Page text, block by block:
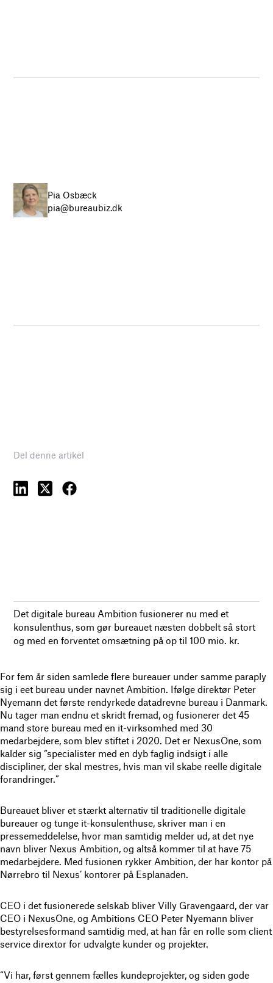
Pia Osbæck
pia@bureaubiz.dk
Del denne artikel
Det digitale bureau Ambition fusionerer nu med et
konsulenthus, som gør bureauet næsten dobbelt så stort
og med en forventet omsætning på op til 100 mio. kr.
For fem år siden samlede flere bureauer under samme paraply
sig i eet bureau under navnet Ambition. Ifølge direktør Peter
Nyemann det første rendyrkede datadrevne bureau i Danmark.
Nu tager man endnu et skridt fremad, og fusionerer det 45
mand store bureau med en it-virksomhed med 30
medarbejdere, som blev stiftet i 2020. Det er NexusOne, som
kalder sig “specialister med en dyb faglig indsigt i alle
discipliner, der skal mestres, hvis man vil skabe reelle digitale
forandringer.”
Bureauet bliver et stærkt alternativ til traditionelle digitale
bureauer og tunge it-konsulenthuse, skriver man i en
pressemeddelelse, hvor man samtidig melder ud, at det nye
navn bliver Nexus Ambition, og altså kommer til at have 75
medarbejdere. Med fusionen rykker Ambition, der har kontor på
Nørrebro til Nexus’ kontorer på Esplanaden.
CEO i det fusionerede selskab bliver Villy Gravengaard, der var
CEO i NexusOne, og Ambitions CEO Peter Nyemann bliver
bestyrelsesformand samtidig med, at han får en rolle som client
service dirextor for udvalgte kunder og projekter.
“Vi har, først gennem fælles kundeprojekter, og siden gode